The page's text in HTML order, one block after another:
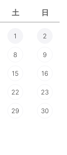
土 日
1 2
8 9
15 16
22 23
29 30